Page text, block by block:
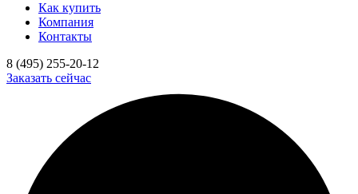
Как купить
Компания
Контакты
8 (495) 255-20-12
Заказать сейчас